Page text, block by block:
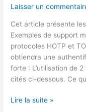
Laisser un
Cet article présente
Exemples de support
protocoles HOTP et
obtiendra une
forte : L’utilisation de
cités ci-dessous. Ce
HOTP
Lire la suite »